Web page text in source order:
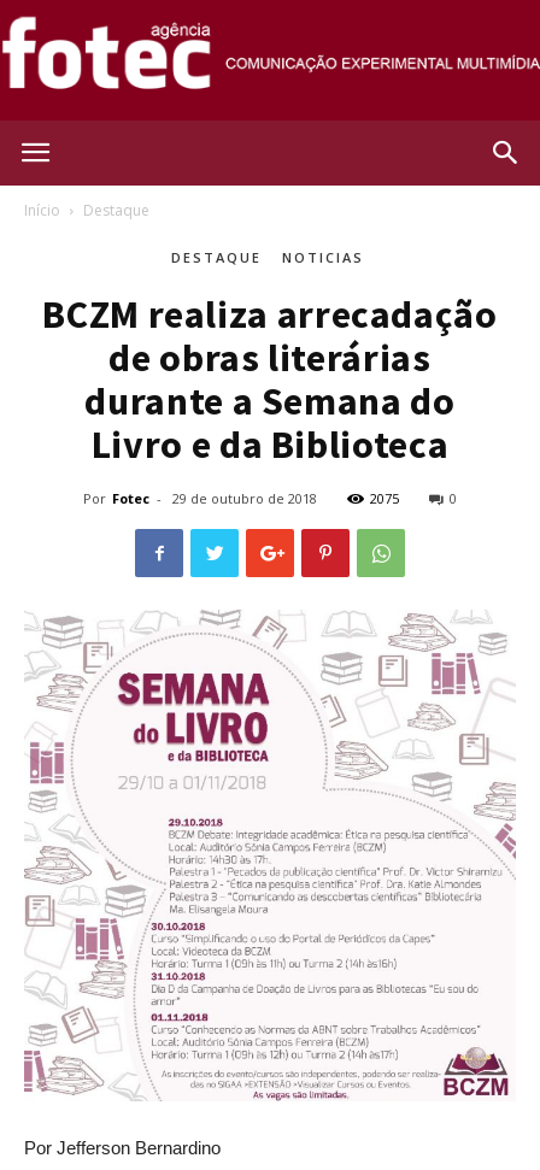
Início Destaque
DESTAQUE NOTICIAS
BCZM realiza arrecadação
de obras literárias
durante a Semana do
Livro e da Biblioteca
Por Fotec - 29 de outubro de 2018 2075 0
Por Jefferson Bernardino